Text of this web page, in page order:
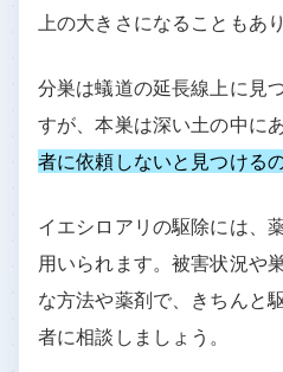
上の大きさになることもあり
分巣は蟻道の延長線上に見
すが、本巣は深い土の中に
者に依頼しないと見つける
イエシロアリの駆除には、
用いられます。被害状況や
な方法や薬剤で、きちんと
者に相談しましょう。